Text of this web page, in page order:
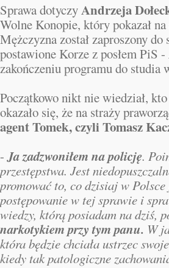
Sprawa dotyczyAndrzeja
Wolne Konopie, który pokazał
Mężczyzna został zaproszony
postawione Korze z posłem PiS -
zakończeniu programu do studia
Początkowo nikt nie wiedział,
okazało się, że na straży
agent Tomek, czyli Tomasz
-Ja zadzwoniłem na policję.
przestępstwa. Jest
promować to, co dzisiaj w
postępowanie w tej sprawie i
wiedzy, którą posiadam na dziś,
narkotykiem przy tym panu. W
która będzie chciała ustrzec
kiedy tak patologiczne